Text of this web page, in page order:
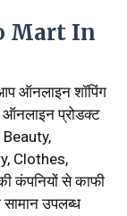
Mart In
ऑनलाइन शॉपिंग
प्रोडक्ट
Clothes,
कंपनियों से काफी
उपलब्ध